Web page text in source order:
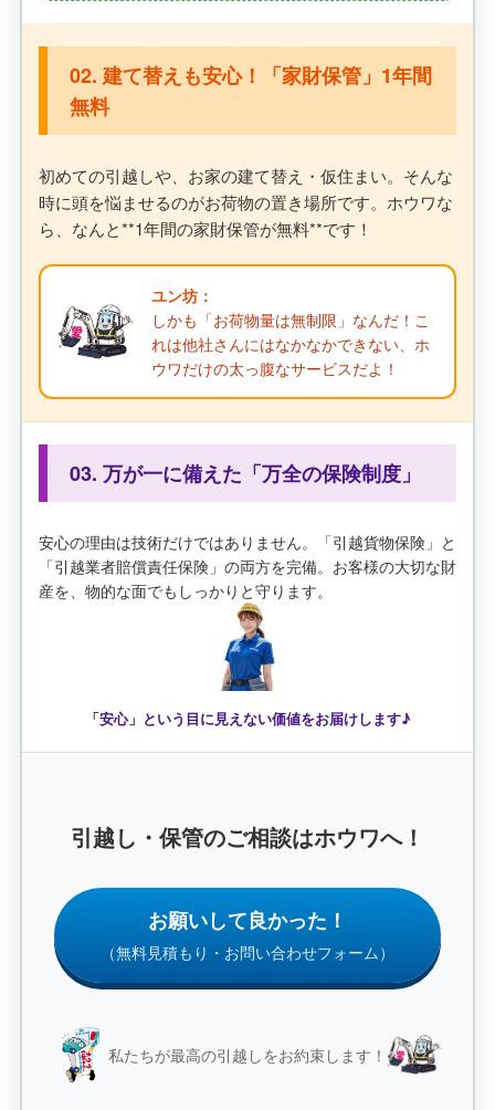
02. 建て替えも安心！「家財保管」1年間
無料
初めての引越しや、お家の建て替え・仮住まい。そんな
時に頭を悩ませるのがお荷物の置き場所です。ホウワな
ら、なんと**1年間の家財保管が無料**です！
ユン坊：
しかも「お荷物量は無制限」なんだ！こ
れは他社さんにはなかなかできない、ホ
ウワだけの太っ腹なサービスだよ！
03. 万が一に備えた「万全の保険制度」
安心の理由は技術だけではありません。「引越貨物保険」と
「引越業者賠償責任保険」の両方を完備。お客様の大切な財
産を、物的な面でもしっかりと守ります。
「安心」という目に見えない価値をお届けします♪
引越し・保管のご相談はホウワへ！
お願いして良かった！
（無料見積もり・お問い合わせフォーム）
私たちが最高の引越しをお約束します！